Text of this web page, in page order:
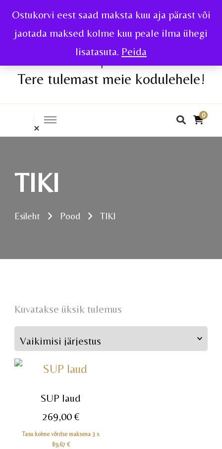
Ostukorvi eest saad maksta kuu aja pärast või
jaotada maksed kolme kuu peale ilma ühegi
lisatasuta. Peida
Tere tulemast meie kodulehele!
0
TIKI
Esileht Pood TIKI
Kuvatakse üksik tulemus
SUP laud
269,00 €
Tasu kolme võrdse maksena 3 x
89,67 €